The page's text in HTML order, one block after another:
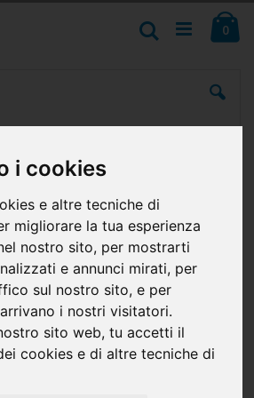
i cookies
e altre tecniche di
migliorare la tua esperienza
nostro sito, per mostrarti
e annunci mirati, per
sul nostro sito, e per
i nostri visitatori.
sito web, tu accetti il
cookies e di altre tecniche di
0
Cerca